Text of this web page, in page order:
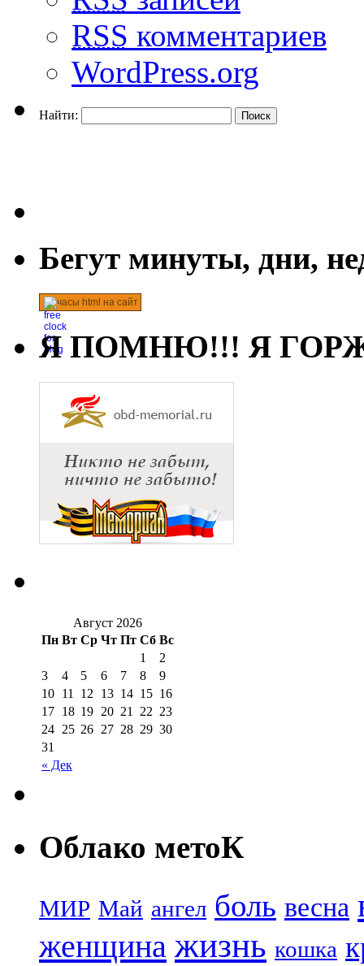
RSS комментариев
WordPress.org
Найти:
Бегут минуты, дни,
часы html на сайт
Я ПОМНЮ!!! Я
Август 2026
Пн Вт Ср Чт Пт Сб Вс
« Дек
1
2
3
4 5 6 7 8
9
10 11 12 13 14 15 16
17 18 19 20 21 22 23
24 25 26 27 28 29 30
31
Облако метоК
МИР Май ангел боль весна
женщина жизнь кошка